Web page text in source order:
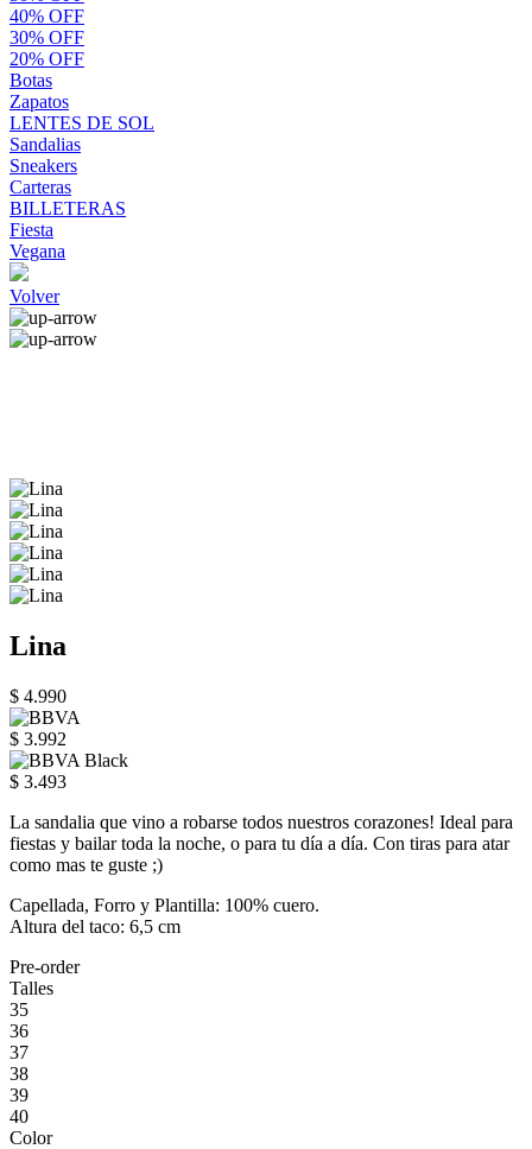
40% OFF
30% OFF
20% OFF
Botas
Zapatos
LENTES DE SOL
Sandalias
Sneakers
Carteras
BILLETERAS
Fiesta
Vegana
Volver
Lina
$ 4.990
$ 3.992
$ 3.493
La sandalia que vino a robarse todos nuestros corazones! Ideal para
fiestas y bailar toda la noche, o para tu día a día. Con tiras para atar
como mas te guste ;)
Capellada, Forro y Plantilla: 100% cuero.
Altura del taco: 6,5 cm
Pre-order
Talles
35
36
37
38
39
40
Color